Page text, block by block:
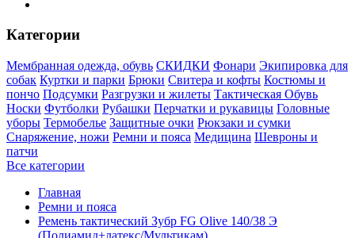
Категории
Мембранная одежда, обувь СКИДКИ Фонари Экипировка для
собак Куртки и парки Брюки Свитера и кофты Костюмы и
пончо Подсумки Разгрузки и жилеты Тактическая Обувь
Носки Футболки Рубашки Перчатки и рукавицы Головные
уборы Термобелье Защитные очки Рюкзаки и сумки
Снаряжение, ножи Ремни и пояса Медицина Шевроны и
патчи
Все категории
Главная
Ремни и пояса
Ремень тактический Зубр FG Olive 140/38 Э
(Полиамид+латекс/Мультикам)